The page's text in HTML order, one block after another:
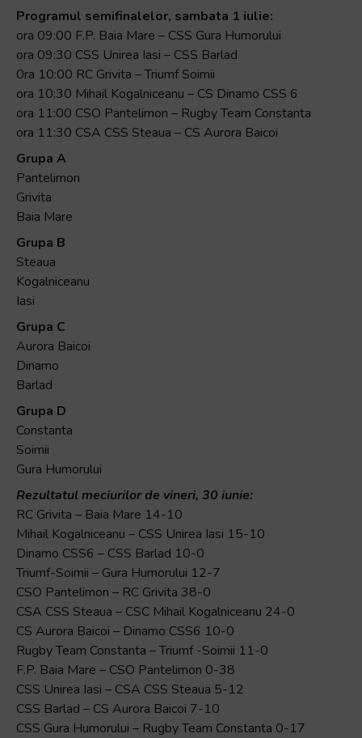
Programul semifinalelor, sambata 1 iulie:
ora 09:00 F.P. Baia Mare – CSS Gura Humorului
ora 09:30 CSS Unirea Iasi – CSS Barlad
0ra 10:00 RC Grivita – Triumf Soimii
ora 10:30 Mihail Kogalniceanu – CS Dinamo CSS 6
ora 11:00 CSO Pantelimon – Rugby Team Constanta
ora 11:30 CSA CSS Steaua – CS Aurora Baicoi
Grupa A
Pantelimon
Grivita
Baia Mare
Grupa B
Steaua
Kogalniceanu
Iasi
Grupa C
Aurora Baicoi
Dinamo
Barlad
Grupa D
Constanta
Soimii
Gura Humorului
Rezultatul meciurilor de vineri, 30 iunie:
RC Grivita – Baia Mare 14-10
Mihail Kogalniceanu – CSS Unirea Iasi 15-10
Dinamo CSS6 – CSS Barlad 10-0
Triumf-Soimii – Gura Humorului 12-7
CSO Pantelimon – RC Grivita 38-0
CSA CSS Steaua – CSC Mihail Kogalniceanu 24-0
CS Aurora Baicoi – Dinamo CSS6 10-0
Rugby Team Constanta – Triumf -Soimii 11-0
F.P. Baia Mare – CSO Pantelimon 0-38
CSS Unirea Iasi – CSA CSS Steaua 5-12
CSS Barlad – CS Aurora Baicoi 7-10
CSS Gura Humorului – Rugby Team Constanta 0-17